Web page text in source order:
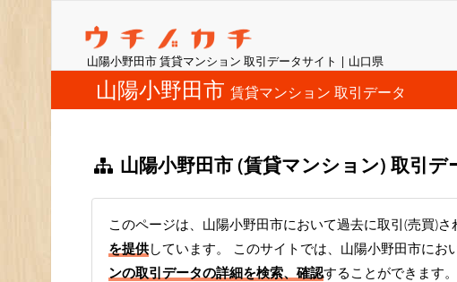
山陽小野田市 賃貸マンション 取引データサイト | 山口県
山陽小野田市 賃貸マンション 取引データ
山陽小野田市 (賃貸マンション) 取引デ
このページは、山陽小野田市において過去に取引(売買)さ
を提供しています。 このサイトでは、山陽小野田市にお
ンの取引データの詳細を検索、確認することができます。